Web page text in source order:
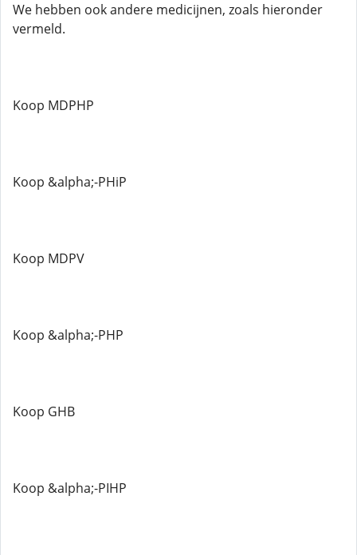
We hebben ook andere medicijnen, zoals hieronder
vermeld.
Koop MDPHP
Koop &alpha;-PHiP
Koop MDPV
Koop &alpha;-PHP
Koop GHB
Koop &alpha;-PIHP